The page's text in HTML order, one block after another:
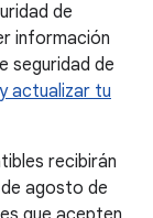
de
información
seguridad de
actualizar tu
recibirán
agosto de